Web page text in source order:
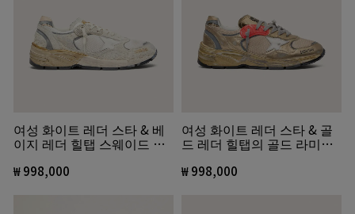
여성 화이트 레더 스타 & 베
이지 레더 힐탭 스웨이드 &
₩ 998,000
여성 화이트 레더 스타 & 골
드 레더 힐탭의 골드 라미네
타
₩ 998,000